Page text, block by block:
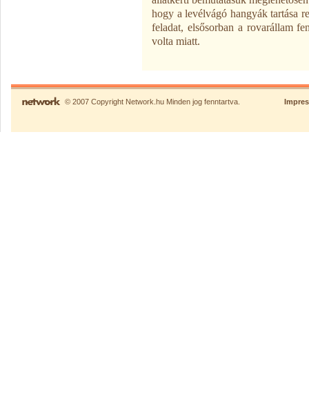
hogy a levélvágó hangyák tartása
feladat, elsősorban a rovarállam
volta miatt.
© 2007 Copyright Network.hu Minden jog fenntartva.